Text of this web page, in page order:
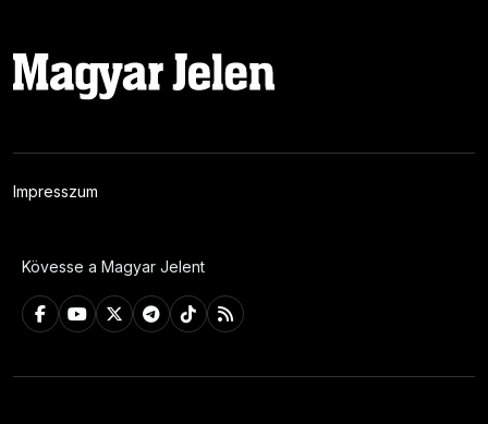
Impresszum
Kövesse a Magyar Jelent